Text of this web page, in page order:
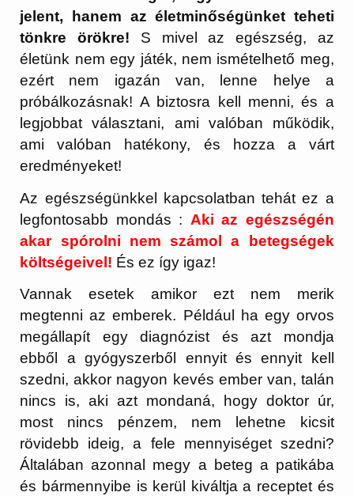
jelent, hanem az életminőségünket teheti
tönkre örökre! S mivel az egészség, az
életünk nem egy játék, nem ismételhető meg,
ezért nem igazán van, lenne helye a
próbálkozásnak! A biztosra kell menni, és a
legjobbat választani, ami valóban működik,
ami valóban hatékony, és hozza a várt
eredményeket!
Az egészségünkkel kapcsolatban tehát ez a
legfontosabb mondás : Aki az egészségén
akar spórolni nem számol a betegségek
költségeivel! És ez így igaz!
Vannak esetek amikor ezt nem merik
megtenni az emberek. Például ha egy orvos
megállapít egy diagnózist és azt mondja
ebből a gyógyszerből ennyit és ennyit kell
szedni, akkor nagyon kevés ember van, talán
nincs is, aki azt mondaná, hogy doktor úr,
most nincs pénzem, nem lehetne kicsit
rövidebb ideig, a fele mennyiséget szedni?
Általában azonnal megy a beteg a patikába
és bármennyibe is kerül kiváltja a receptet és